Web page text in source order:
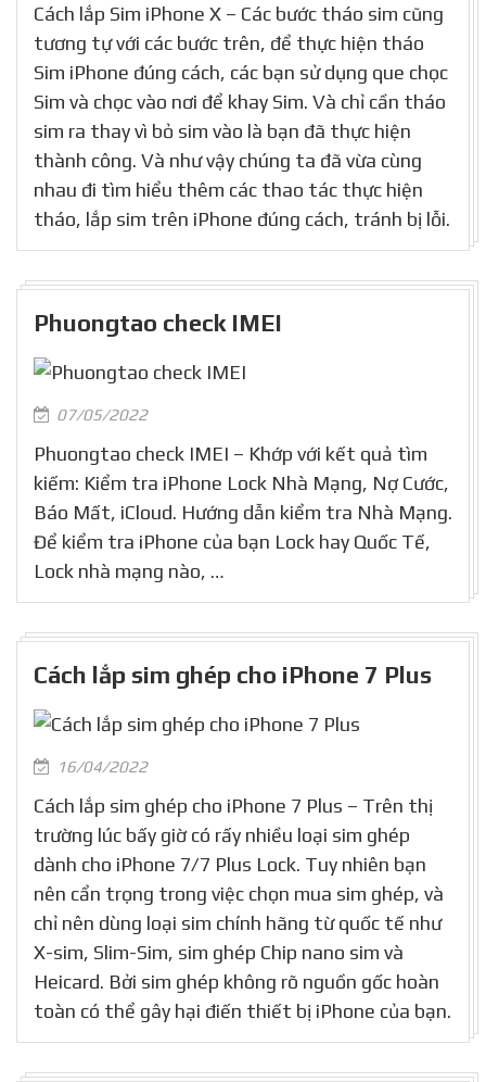
Cách lắp Sim iPhone X – Các bước tháo sim cũng
tương tự với các bước trên, để thực hiện tháo
Sim iPhone đúng cách, các bạn sử dụng que chọc
Sim và chọc vào nơi để khay Sim. Và chỉ cần tháo
sim ra thay vì bỏ sim vào là bạn đã thực hiện
thành công. Và như vậy chúng ta đã vừa cùng
nhau đi tìm hiểu thêm các thao tác thực hiện
tháo, lắp sim trên iPhone đúng cách, tránh bị lỗi.
Phuongtao check IMEI
07/05/2022
Phuongtao check IMEI – Khớp với kết quả tìm
kiếm: Kiểm tra iPhone Lock Nhà Mạng, Nợ Cước,
Báo Mất, iCloud. Hướng dẫn kiểm tra Nhà Mạng.
Để kiểm tra iPhone của bạn Lock hay Quốc Tế,
Lock nhà mạng nào, …
Cách lắp sim ghép cho iPhone 7 Plus
16/04/2022
Cách lắp sim ghép cho iPhone 7 Plus – Trên thị
trường lúc bấy giờ có rấy nhiều loại sim ghép
dành cho iPhone 7/7 Plus Lock. Tuy nhiên bạn
nên cẩn trọng trong việc chọn mua sim ghép, và
chỉ nên dùng loại sim chính hãng từ quốc tế như
X-sim, Slim-Sim, sim ghép Chip nano sim và
Heicard. Bởi sim ghép không rõ nguồn gốc hoàn
toàn có thể gây hại điến thiết bị iPhone của bạn.